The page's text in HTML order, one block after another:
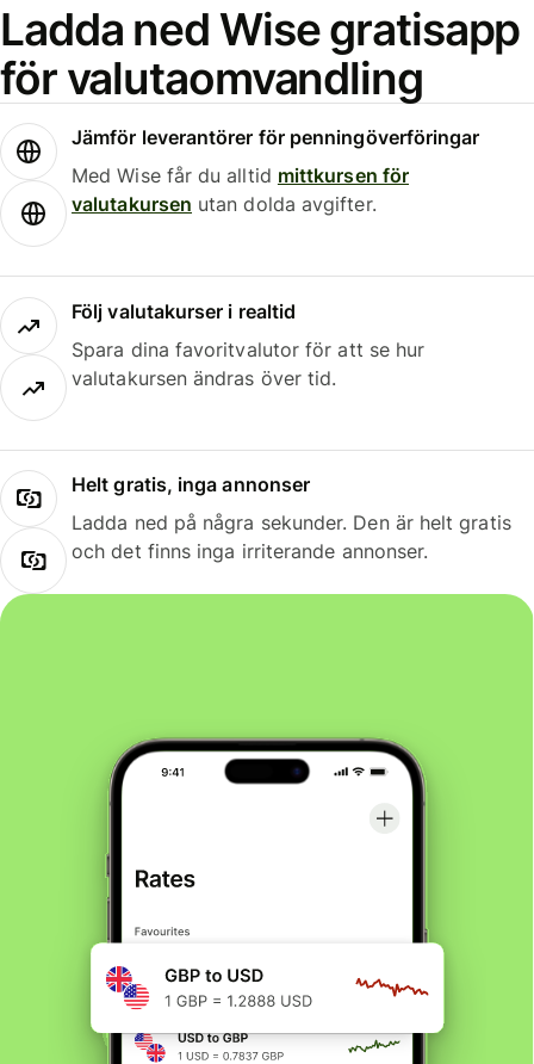
Ladda ned Wise gratisapp
för valutaomvandling
Jämför leverantörer för penningöverföringar
Med Wise får du alltid mittkursen för
valutakursen utan dolda avgifter.
Följ valutakurser i realtid
Spara dina favoritvalutor för att se hur
valutakursen ändras över tid.
Helt gratis, inga annonser
Ladda ned på några sekunder. Den är helt gratis
och det finns inga irriterande annonser.